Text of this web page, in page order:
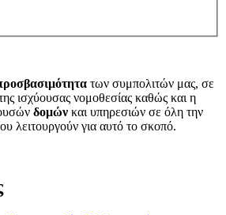
των συμπολιτών μας, σε
ισχύουσας νομοθεσίας καθώς και η
δομών και υπηρεσιών σε όλη την
λειτουργούν για αυτό το σκοπό.​